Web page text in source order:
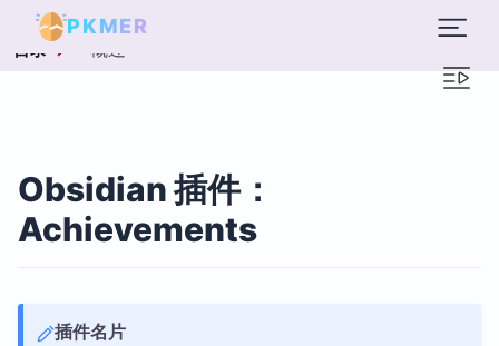
PKMER
目录 概述
Obsidian 插件：
Achievements
插件名片